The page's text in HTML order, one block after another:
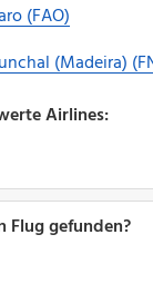
(FAO)
(Madeira)
Airlines:
Flug gefunden?